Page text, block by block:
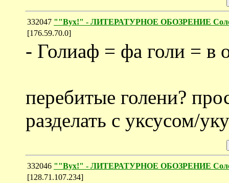
332047 ""Вух!" - ЛИТЕРАТУРНОЕ ОБОЗРЕНИЕ
[176.59.70.0]
- Голиаф = фа голи =
перебитые голени?
разделать с уксусом/
332046 ""Вух!" - ЛИТЕРАТУРНОЕ ОБОЗРЕНИЕ
[128.71.107.234]